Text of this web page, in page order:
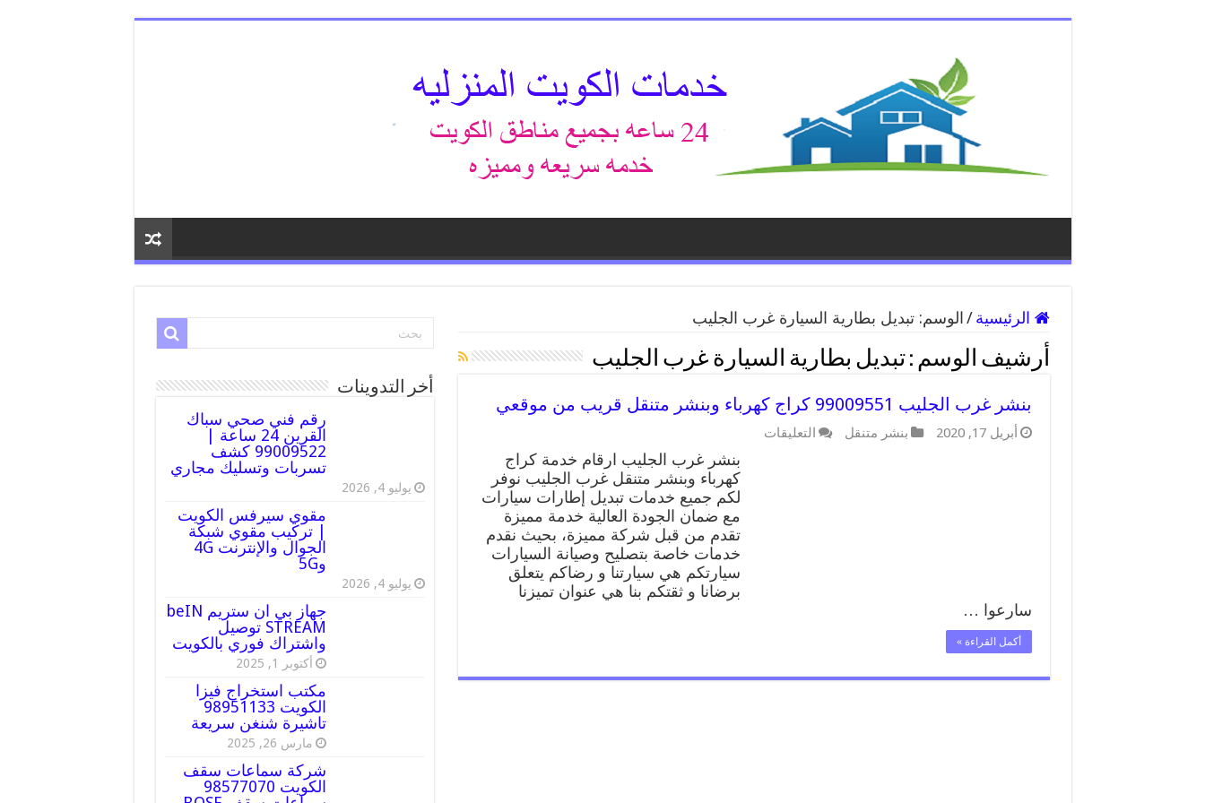
الرئيسية / الوسم:تبديل بطارية السيارة غرب الجليب
أرشيف الوسم :تبديل بطارية السيارة غرب الجليب
بنشر غرب الجليب 99009551 كراج كهرباء وبنشر متنقل قريب من موقعي
أبريل 17, 2020 بنشر متنقل التعليقات
غرب
الجليب
99009551
كراج
كهرباء
وبنشر
متنقل
قريب
بنشر غرب الجليب ارقام خدمة كراج
كهرباء وبنشر متنقل غرب الجليب نوفر
لكم جميع خدمات تبديل إطارات سيارات
مع ضمان الجودة العالية خدمة مميزة
تقدم من قبل شركة مميزة، بحيث نقدم
خدمات خاصة بتصليح وصيانة السيارات
سيارتكم هي سيارتنا و رضاكم يتعلق
برضانا و ثقتكم بنا هي عنوان تميزنا
سارعوا …
أكمل القراءة »
أخر التدوينات
رقم فني صحي سباك
القرين 24 ساعة |
99009522 كشف
تسربات وتسليك مجاري
يوليو 4, 2026
مقوي سيرفس الكويت
| تركيب مقوي شبكة
الجوال والإنترنت 4G
و5G
يوليو 4, 2026
جهاز بي ان ستريم beIN
STREAM توصيل
واشتراك فوري بالكويت
أكتوبر 1, 2025
مكتب استخراج فيزا
الكويت 98951133
تاشيرة شنغن سريعة
مارس 26, 2025
شركة سماعات سقف
الكويت 98577070